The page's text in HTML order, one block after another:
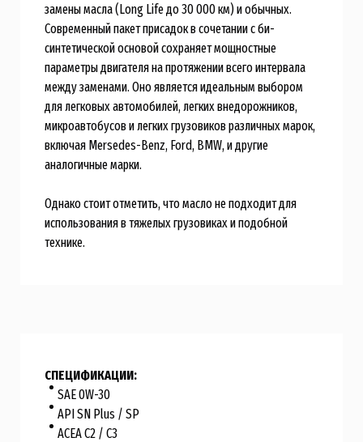
замены масла (Long Life до 30 000 км) и обычных.
Современный пакет присадок в сочетании с би-
синтетической основой сохраняет мощностные
параметры двигателя на протяжении всего интервала
между заменами. Оно является идеальным выбором
для легковых автомобилей, легких внедорожников,
микроавтобусов и легких грузовиков различных марок,
включая Mersedes-Benz, Ford, BMW, и другие
аналогичные марки.
Однако стоит отметить, что масло не подходит для
использования в тяжелых грузовиках и подобной
технике.
СПЕЦИФИКАЦИИ:
SAE 0W-30
API SN Plus / SP
ACEA C2 / C3